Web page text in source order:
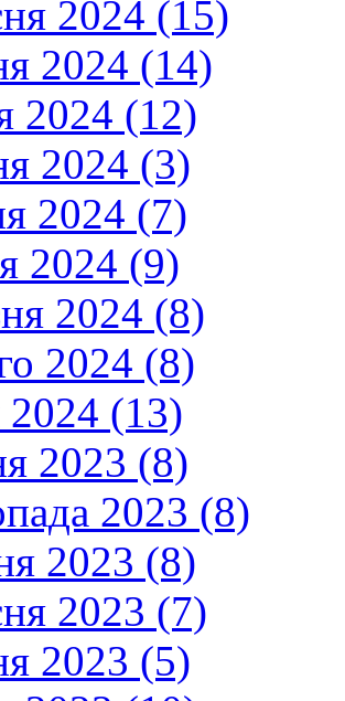
2024 (15)
2024 (14)
2024 (12)
2024 (3)
2024 (7)
2024 (9)
2024 (8)
2024 (8)
2024 (13)
2023 (8)
2023 (8)
2023 (8)
2023 (7)
2023 (5)